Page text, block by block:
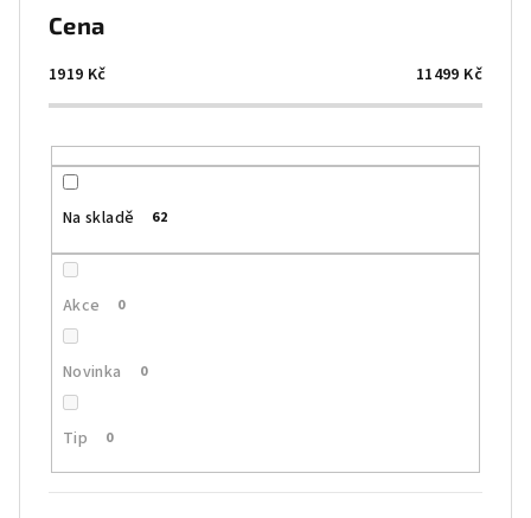
Cena
1919 Kč 11499 Kč
Na skladě 62
Akce 0
Novinka 0
Tip 0